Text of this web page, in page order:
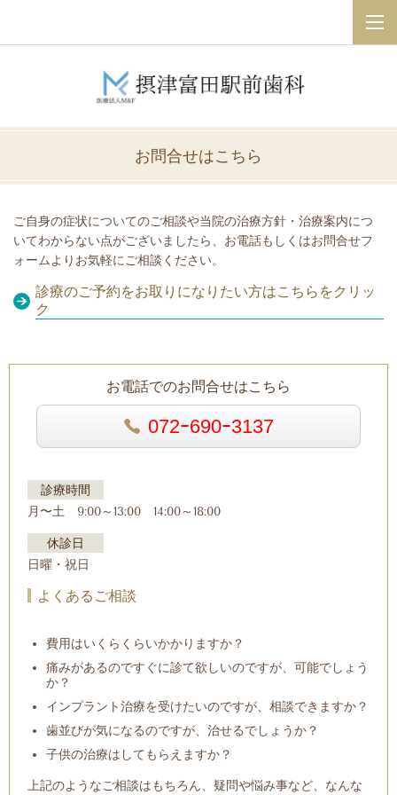
お問合せはこちら
ご自身の症状についてのご相談や当院の治療方針・治療案内につ
いてわからない点がございましたら、お電話もしくはお問合せフ
ォームよりお気軽にご相談ください。
診療のご予約をお取りになりたい方はこちらをクリッ
ク
お電話でのお問合せはこちら
072ｰ690ｰ3137
診療時間
月〜土 9:00～13:00 14:00～18:00
休診日
日曜・祝日
よくあるご相談
費用はいくらくらいかかりますか？
痛みがあるのですぐに診て欲しいのですが、可能でしょう
か？
インプラント治療を受けたいのですが、相談できますか？
歯並びが気になるのですが、治せるでしょうか？
子供の治療はしてもらえますか？
上記のようなご相談はもちろん、疑問や悩み事など、なんな